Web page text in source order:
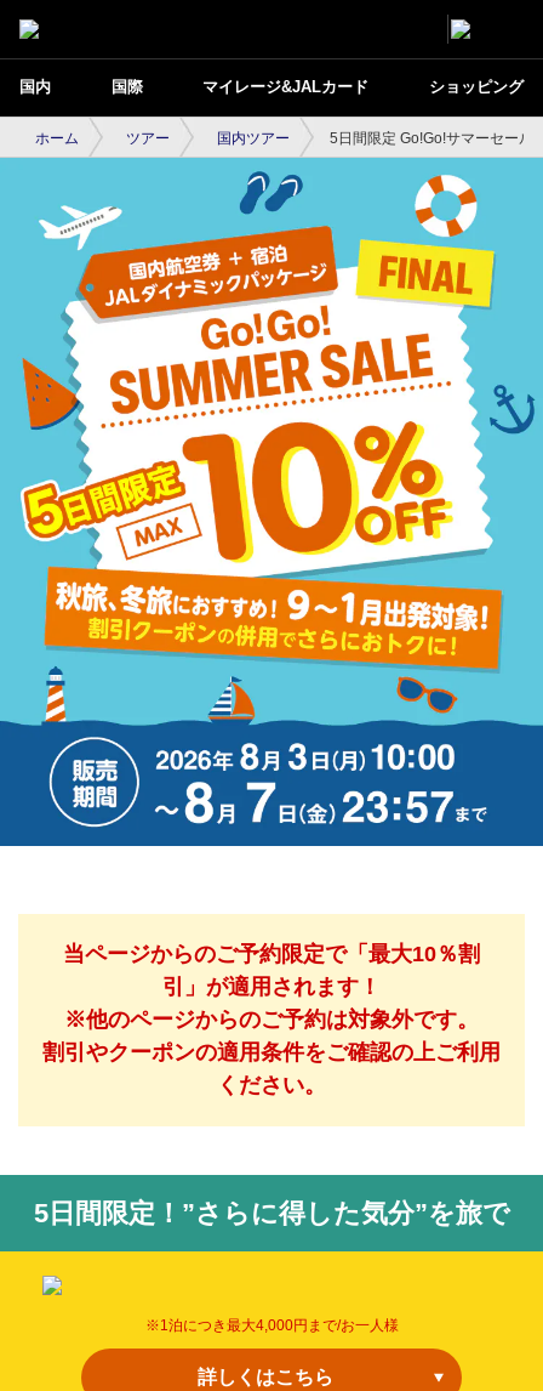
国内 国際 マイレージ&JALカード ショッピング
ホーム ツアー 国内ツアー 5日間限定 Go!Go!サマーセール
当ページからのご予約限定で「最大10％割
引」が適用されます！
※他のページからのご予約は対象外です。
割引やクーポンの適用条件をご確認の上ご利用
ください。
5日間限定！”さらに得した気分”を旅で
※1泊につき最大4,000円まで/お一人様
詳しくはこちら